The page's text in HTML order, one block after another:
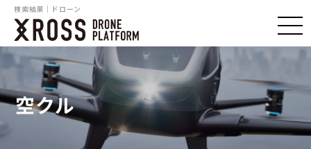
検索結果｜ドローン
空クル